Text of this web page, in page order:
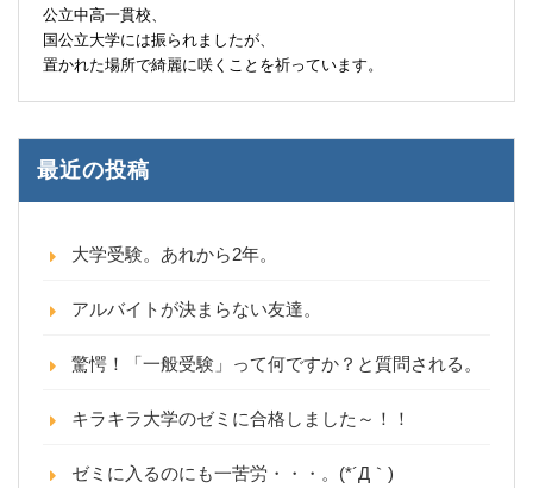
公立中高一貫校、
国公立大学には振られましたが、
置かれた場所で綺麗に咲くことを祈っています。
最近の投稿
大学受験。あれから2年。
アルバイトが決まらない友達。
驚愕！「一般受験」って何ですか？と質問される。
キラキラ大学のゼミに合格しました～！！
ゼミに入るのにも一苦労・・・。(*´Д｀)